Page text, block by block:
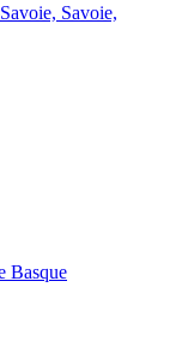
Savoie,
Basque